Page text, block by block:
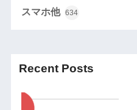
スマホ他 634
Recent Posts